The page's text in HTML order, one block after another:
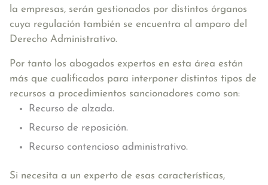
la empresas, serán gestionados por distintos órganos
cuya regulación también se encuentra al amparo del
Derecho Administrativo.
Por tanto los abogados expertos en esta área están
más que cualificados para interponer distintos tipos de
recursos a procedimientos sancionadores como son:
Recurso de alzada.
Recurso de reposición.
Recurso contencioso administrativo.
Si necesita a un experto de esas características,